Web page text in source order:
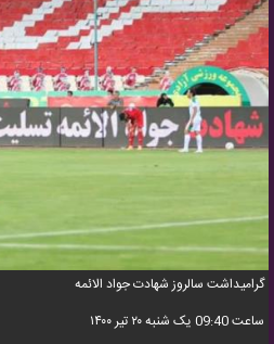
گرامیداشت سالروز شهادت جواد الائمه
ساعت 09:40 یک شنبه ۲۰ تیر ۱۴۰۰